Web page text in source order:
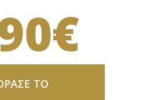
ΤΟ